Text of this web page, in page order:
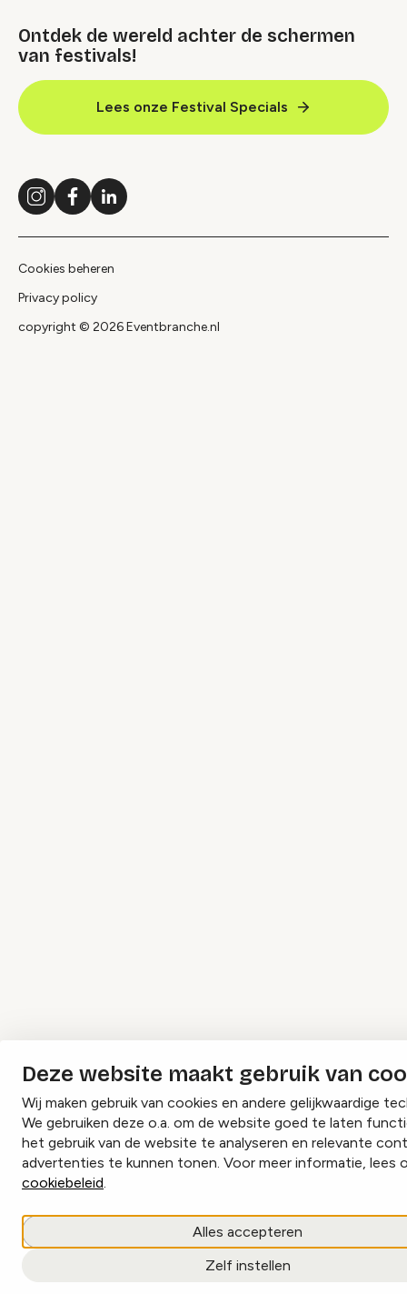
Deze website maakt gebruik van
Wij maken gebruik van cookies en andere gelijkwaardige
We gebruiken deze o.a. om de website goed te laten
het gebruik van de website te analyseren en relevante
advertenties te kunnen tonen. Voor meer informatie, lees
cookiebeleid.
Alles accepteren
Zelf instellen
Ontdek de wereld achter de schermen
van festivals!
Lees onze Festival Specials
InstagramFacebookLinkedIn
Cookies beheren
Privacy policy
copyright © 2026 Eventbranche.nl